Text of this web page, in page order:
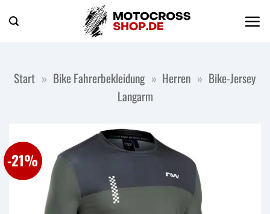
Inhalt
Start » Bike Fahrerbekleidung » Herren » Bike-Jersey
Langarm
-21%